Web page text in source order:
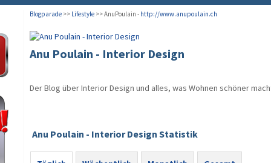
Blogparade >> Lifestyle >> AnuPoulain - http://www.anupoulain.ch
Anu Poulain - Interior Design
Der Blog über Interior Design und alles, was Wohnen schöner
Anu Poulain - Interior Design Statistik